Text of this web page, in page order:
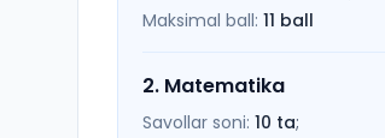
Maksimal ball: 11 ball
2. Matematika
Savollar soni: 10 ta;